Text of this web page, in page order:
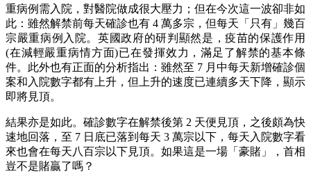
重病例需入院，對醫院做成很大壓力；但在今次這一波卻非如
此：雖然解禁前每天確診也有 4 萬多宗，但每天「只有」幾百
宗嚴重病例入院。英國政府的研判顯然是，疫苗的保護作用
(在減輕嚴重病情方面)已在發揮效力，滿足了解禁的基本條
件。此外也有正面的分析指出：雖然至 7 月中每天新增確診個
案和入院數字都有上升，但上升的速度已連續多天下降，顯示
即將見頂。
結果亦是如此。確診數字在解禁後第 2 天便見頂，之後頗為快
速地回落，至 7 日底已落到每天 3 萬宗以下，每天入院數字看
來也會在每天八百宗以下見頂。如果這是一場「豪賭」，首相
豈不是賭贏了嗎？